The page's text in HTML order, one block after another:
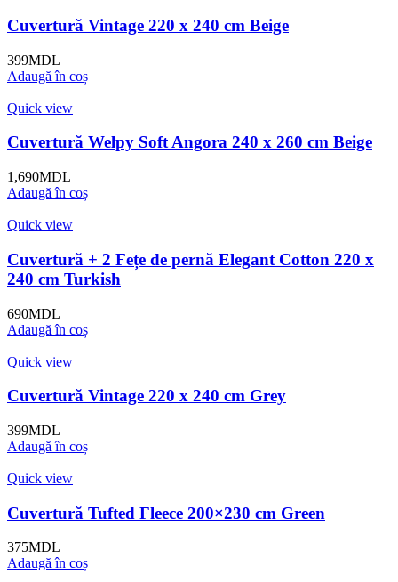
Cuvertură Vintage 220 x 240 cm Beige
399MDL
Adaugă în coș
Quick view
Cuvertură Welpy Soft Angora 240 x 260 cm Beige
1,690MDL
Adaugă în coș
Quick view
Cuvertură + 2 Fețe de pernă Elegant Cotton 220 x
240 cm Turkish
690MDL
Adaugă în coș
Quick view
Cuvertură Vintage 220 x 240 cm Grey
399MDL
Adaugă în coș
Quick view
Cuvertură Tufted Fleece 200×230 cm Green
375MDL
Adaugă în coș